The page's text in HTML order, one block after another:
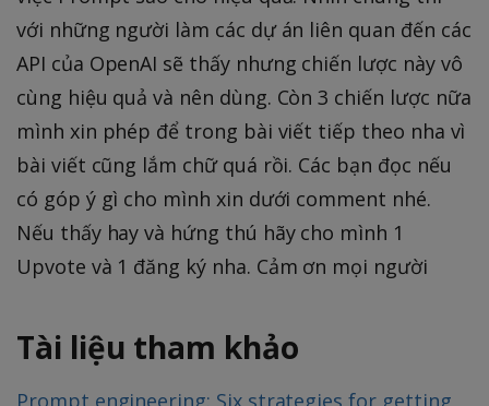
với những người làm các dự án liên quan đến các
API của OpenAI sẽ thấy nhưng chiến lược này vô
cùng hiệu quả và nên dùng. Còn 3 chiến lược nữa
mình xin phép để trong bài viết tiếp theo nha vì
bài viết cũng lắm chữ quá rồi. Các bạn đọc nếu
có góp ý gì cho mình xin dưới comment nhé.
Nếu thấy hay và hứng thú hãy cho mình 1
Upvote và 1 đăng ký nha. Cảm ơn mọi người
Tài liệu tham khảo
Prompt engineering: Six strategies for getting